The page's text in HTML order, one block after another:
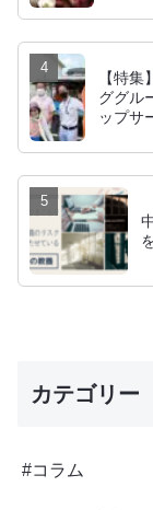
【特
ググル
ップサ
カテゴリー
#コラム